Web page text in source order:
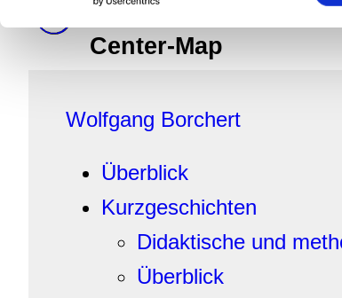
Erfahren Sie
Präferenzen im
Informationen zu
Center-Map
Wolfgang Borchert
Überblick
Kurzgeschichten
Didaktische und
Überblick